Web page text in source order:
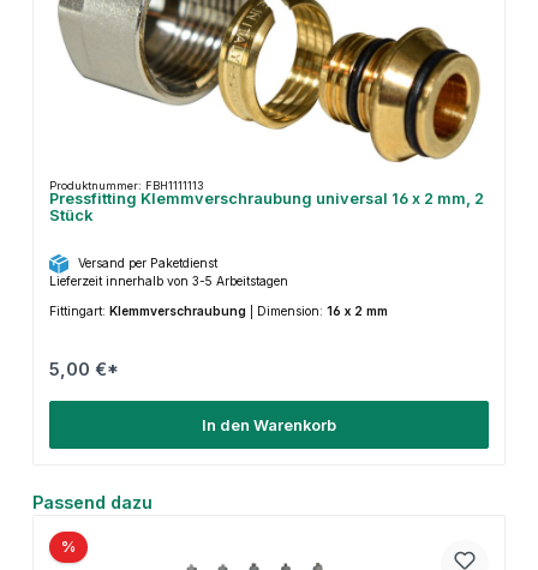
Produktnummer: FBH1111113
Pressfitting Klemmverschraubung universal 16 x 2 mm, 2
Stück
Versand per Paketdienst
Lieferzeit innerhalb von 3-5 Arbeitstagen
Fittingart: Klemmverschraubung Dimension: 16 x 2 mm
5,00 €*
In den Warenkorb
Produktgalerie überspringen
Passend dazu
%